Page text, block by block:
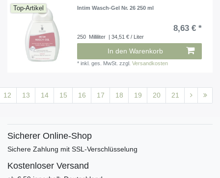
Top-Artikel Intim Wasch-Gel Nr. 26 250 ml
8,63 € *
250 Milliliter | 34,51 € / Liter
In den Warenkorb
*inkl. ges. MwSt. zzgl.Versandkosten
12 13 14 15 16 17 18 19 20 21
Sicherer Online-Shop
Sichere Zahlung mit SSL-Verschlüsselung
Kostenloser Versand